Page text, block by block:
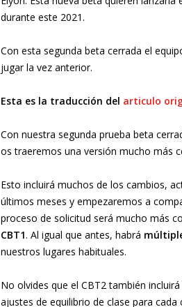
durante este 2021.
Con esta segunda beta cerrada el
jugar la vez anterior.
Esta es la traducción del articulo
Con nuestra segunda prueba beta
os traeremos una versión mucho más
Esto incluirá muchos de los cambios,
últimos meses y empezaremos a
proceso de solicitud será mucho más
CBT1. Al igual que antes, habrá
nuestros lugares habituales.
No olvides que el CBT2 también incluirá
ajustes de equilibrio de clase para